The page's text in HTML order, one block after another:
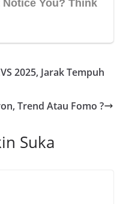
2025, Jarak Tempuh
Trend Atau Fomo ?
Suka